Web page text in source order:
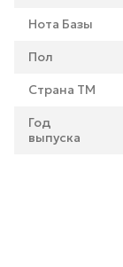
Нота Базы
Пол
Страна ТМ
Год
выпуска